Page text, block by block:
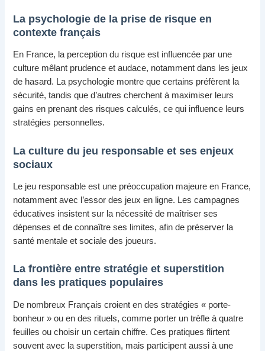
La psychologie de la prise de risque en
contexte français
En France, la perception du risque est influencée par une
culture mêlant prudence et audace, notamment dans les jeux
de hasard. La psychologie montre que certains préfèrent la
sécurité, tandis que d’autres cherchent à maximiser leurs
gains en prenant des risques calculés, ce qui influence leurs
stratégies personnelles.
La culture du jeu responsable et ses enjeux
sociaux
Le jeu responsable est une préoccupation majeure en France,
notamment avec l’essor des jeux en ligne. Les campagnes
éducatives insistent sur la nécessité de maîtriser ses
dépenses et de connaître ses limites, afin de préserver la
santé mentale et sociale des joueurs.
La frontière entre stratégie et superstition
dans les pratiques populaires
De nombreux Français croient en des stratégies « porte-
bonheur » ou en des rituels, comme porter un trèfle à quatre
feuilles ou choisir un certain chiffre. Ces pratiques flirtent
souvent avec la superstition, mais participent aussi à une